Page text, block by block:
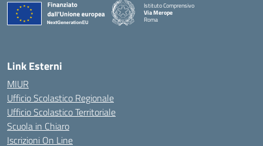
Istituto Comprensivo
Via Merope
Roma
Link Esterni
MIUR
Ufficio Scolastico Regionale
Ufficio Scolastico Territoriale
Scuola in Chiaro
Iscrizioni On Line